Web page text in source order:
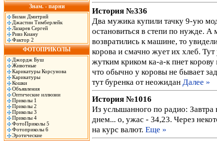
Знам. - парни
Билан Дмитрий
Джастин Тимберлейк
Лазарев Сергей
Ривз Киану
Фактор 2
ФОТОПРИКОЛЫ
Джордж Буш
Животные
Карикатуры Корсунова
Карикатуры
Кошки
Объявления
Оптические иллюзии
Приколы 1
Приколы 2
Приколы 3
Приколы 4
ФотоПриколы 5
Фотоприколы 6
Эротические
История №336
Два мужика купили тачку 9-ую
остановиться в степи по нужде.
возвратились к машине, то
корова и смачно жует их хлеб.
жутким криком ка-а-к пнет корову
что обычно у коровы не бывает
тут буренка от неожидан Далее »
История №1016
Из услышанного по радио: Завтра
днем... о, ужас - 34,23. Через
на курс валют. Еще »